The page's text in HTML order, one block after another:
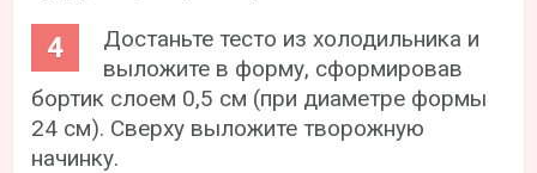
Достаньте тесто из холодильника и
выложите в форму, сформировав
бортик слоем 0,5 см (при диаметре формы
24 см). Сверху выложите творожную
начинку.